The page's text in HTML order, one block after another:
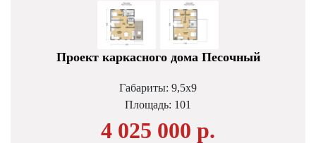
Проект каркасного дома Песочный
Габариты: 9,5х9
Площадь: 101
4 025 000 р.